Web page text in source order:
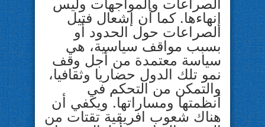
الصراعات والمواجهات وليس
إنهاءها. كما أن إشعال فتيل
الصراعات حول الحدود أو
بسبب مواقف سياسية، هي
سياسة معتمدة من أجل وقف
نمو تلك الدول حضاريا وثقافيا،
والتمكن من التحكم في
أنظمتها ومساراتها. ويكفي أن
هناك شعوب افريقية تقتات من